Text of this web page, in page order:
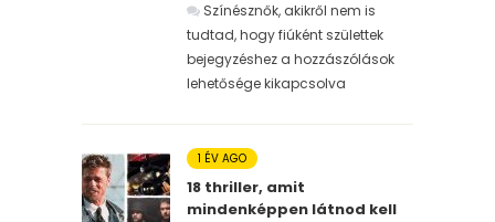
Színésznők, akikről nem is
tudtad, hogy fiúként születtek
bejegyzéshez a hozzászólások
lehetősége kikapcsolva
1 ÉV AGO
18 thriller, amit
mindenképpen látnod kell